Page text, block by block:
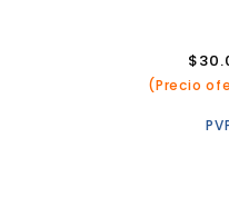
$
(Precio